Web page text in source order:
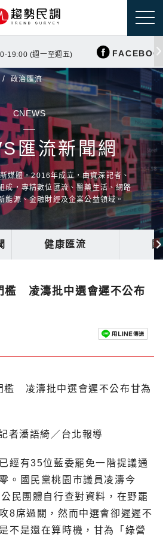
19:00 (週一至週五)
政治匯流
CNEWS
匯流新聞網
媒體，2016年成立，由資深記者、
成，專精數位匯流、醫藥生活、網路
能源、金融財經及企業公益領域。
健康匯流
檻 凌濤批中選會遲不公布
者潘語綺／台北報導
經有35位藍委罷免一階提議通
。國民黨桃園市議員凌濤今
民團體自行查對資料，在野罷
8席過關，然而中選會卻遲遲不
不是還在算時機，甘為「綠營